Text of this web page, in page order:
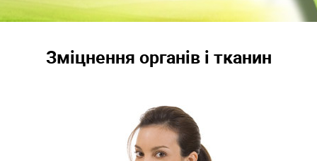
Зміцнення органів і тканин